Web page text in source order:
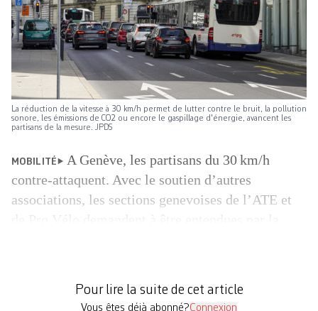
La réduction de la vitesse à 30 km/h permet de lutter contre le bruit, la pollution
sonore, les émissions de CO2 ou encore le gaspillage d'énergie, avancent les
partisans de la mesure. JPDS
MOBILITÉ
A Genève, les partisans du 30 km/h
contre-attaquent. Avec le soutien d’autres
associations, les sections genevoises de l’ATE et
décembre […]
Pour lire la suite de cet article
Vous êtes déjà abonné?Connexion